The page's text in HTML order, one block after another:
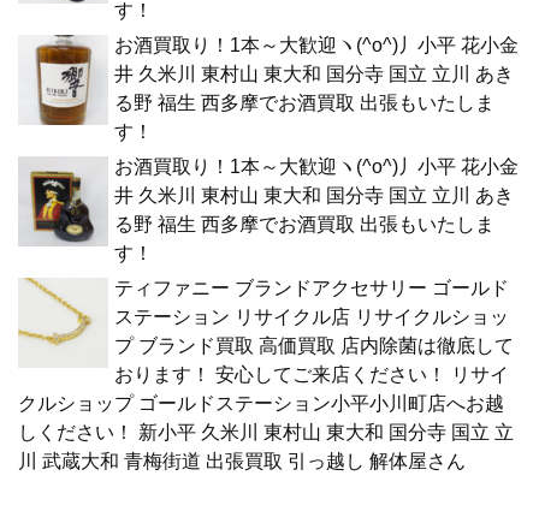
す！
お酒買取り！1本～大歓迎ヽ(^o^)丿小平 花小金
井 久米川 東村山 東大和 国分寺 国立 立川 あき
る野 福生 西多摩でお酒買取 出張もいたしま
す！
お酒買取り！1本～大歓迎ヽ(^o^)丿小平 花小金
井 久米川 東村山 東大和 国分寺 国立 立川 あき
る野 福生 西多摩でお酒買取 出張もいたしま
す！
ティファニー ブランドアクセサリー ゴールド
ステーション リサイクル店 リサイクルショッ
プ ブランド買取 高価買取 店内除菌は徹底して
おります！ 安心してご来店ください！ リサイ
クルショップ ゴールドステーション小平小川町店へお越
しください！ 新小平 久米川 東村山 東大和 国分寺 国立 立
川 武蔵大和 青梅街道 出張買取 引っ越し 解体屋さん